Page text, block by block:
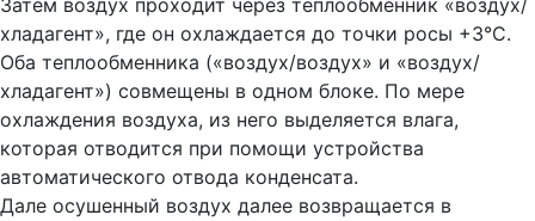
Затем воздух проходит через теплообменник «воздух/
хладагент», где он охлаждается до точки росы +3°С.
Оба теплообменника («воздух/воздух» и «воздух/
хладагент») совмещены в одном блоке. По мере
охлаждения воздуха, из него выделяется влага,
которая отводится при помощи устройства
автоматического отвода конденсата.
Дале осушенный воздух далее возвращается в